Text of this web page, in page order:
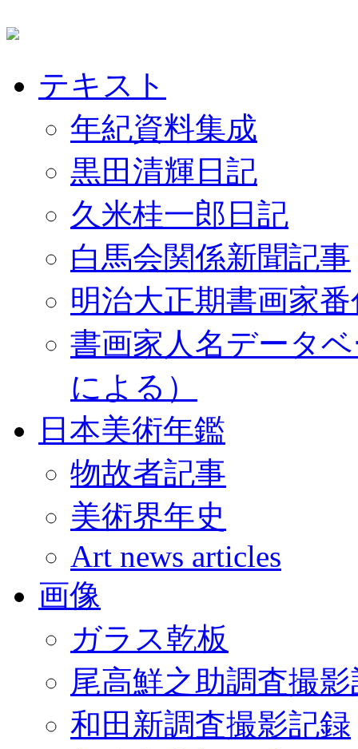
テキスト
年紀資料集成
黒田清輝日記
久米桂一郎日記
白馬会関係新聞記事
明治大正期書画家
書画家人名データ
による）
日本美術年鑑
物故者記事
美術界年史
Art news articles
画像
ガラス乾板
尾高鮮之助調査撮
和田新調査撮影記録